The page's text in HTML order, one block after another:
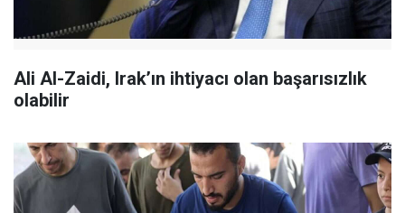
Ali Al-Zaidi, Irak’ın ihtiyacı olan başarısızlık
olabilir